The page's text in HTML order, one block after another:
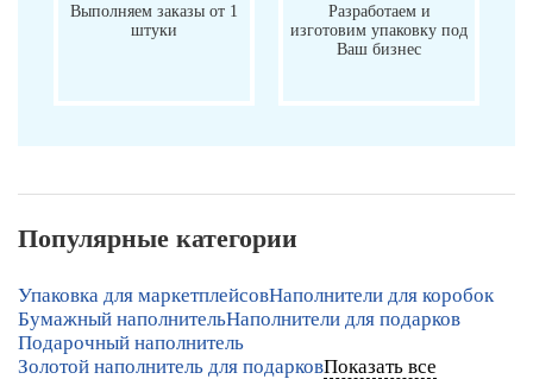
Выполняем заказы от 1
штуки
Разработаем и
изготовим упаковку под
Ваш бизнес
Популярные категории
Упаковка для маркетплейсовНаполнители для коробок
Бумажный наполнительНаполнители для подарков
Подарочный наполнитель
Золотой наполнитель для подарковПоказать все